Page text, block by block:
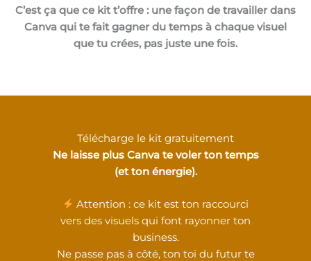
C’est ça que ce kit t’offre : une façon de travailler dans
Canva qui te fait gagner du temps à chaque visuel
que tu crées, pas juste une fois.
Télécharge le kit gratuitement
Ne laisse plus Canva te voler ton temps
(et ton énergie).
Attention : ce kit est ton raccourci
vers des visuels qui font rayonner ton
business.
Ne passe pas à côté, ton toi du futur te